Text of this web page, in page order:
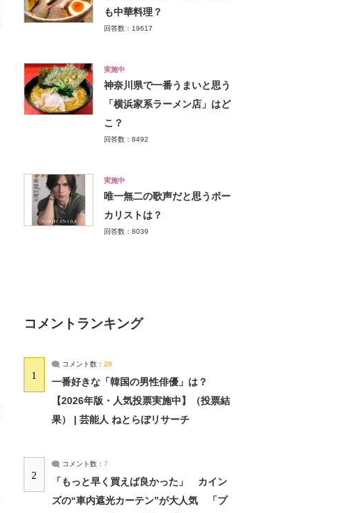
も中華料理？
回答数：19617
実施中
神奈川県で一番うまいと思う
「横浜家系ラーメン店」はど
こ？
回答数：8492
実施中
唯一無二の歌声だと思うボー
カリストは？
回答数：8039
コメントランキング
1
コメント数： 20
一番好きな「韓国の男性俳優」は？
【2026年版・人気投票実施中】（投票結
果） | 芸能人 ねとらぼリサーチ
2
コメント数： 7
「もっと早く買えば良かった」 カイン
ズの“車内遮光カーテン”が大人気 「プ